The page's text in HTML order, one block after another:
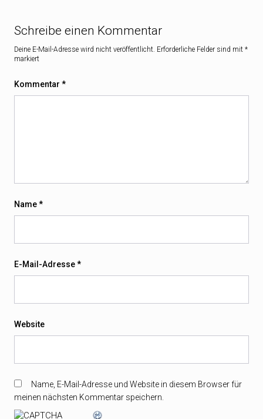
Schreibe einen Kommentar
Deine E-Mail-Adresse wird nicht veröffentlicht. Erforderliche Felder sind mit *
markiert
Kommentar *
Name*
E-Mail-Adresse*
Website
Name, E-Mail-Adresse und Website in diesem Browser für
meinen nächsten Kommentar speichern.